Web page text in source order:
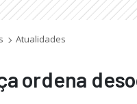
Atualidades
ordena